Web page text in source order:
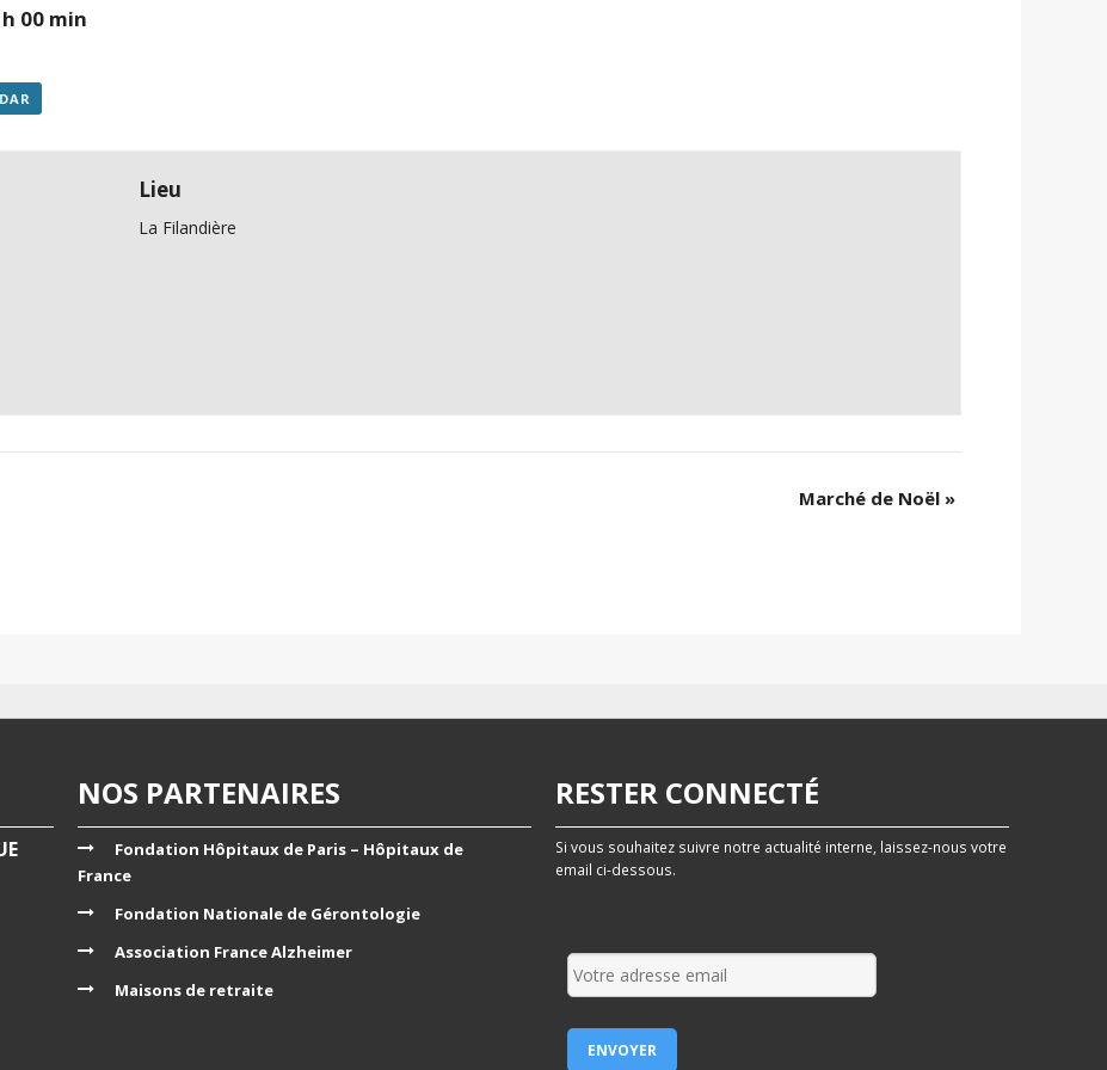
00 min
Lieu
La Filandière
Marché de Noël »
NOS PARTENAIRES
Fondation Hôpitaux de Paris – Hôpitaux de
France
Fondation Nationale de Gérontologie
Association France Alzheimer
Maisons de retraite
RESTER CONNECTÉ
Si vous souhaitez suivre notre actualité interne, laissez-nous votre
email ci-dessous.